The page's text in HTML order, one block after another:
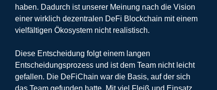
haben. Dadurch ist unserer Meinung nach die Vision
einer wirklich dezentralen DeFi Blockchain mit einem
vielfältigen Ökosystem nicht realistisch.
Diese Entscheidung folgt einem langen
Entscheidungsprozess und ist dem Team nicht leicht
gefallen. Die DeFiChain war die Basis, auf der sich
das Team gefunden hatte. Mit viel Fleiß und Einsatz